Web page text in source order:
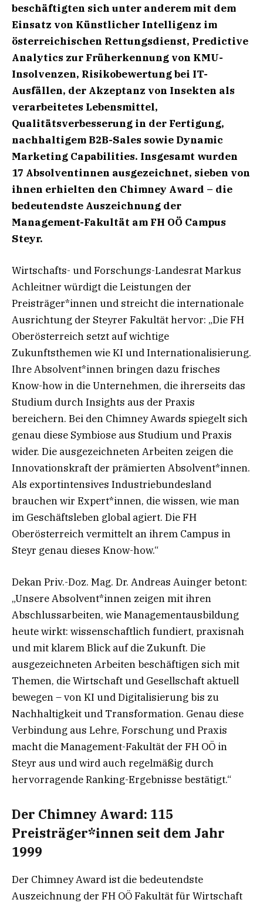
beschäftigten sich unter anderem mit dem
Einsatz von Künstlicher Intelligenz im
österreichischen Rettungsdienst, Predictive
Analytics zur Früherkennung von KMU-
Insolvenzen, Risikobewertung bei IT-
Ausfällen, der Akzeptanz von Insekten als
verarbeitetes Lebensmittel,
Qualitätsverbesserung in der Fertigung,
nachhaltigem B2B-Sales sowie Dynamic
Marketing Capabilities. Insgesamt wurden
17 Absolventinnen ausgezeichnet, sieben von
ihnen erhielten den Chimney Award – die
bedeutendste Auszeichnung der
Management-Fakultät am FH OÖ Campus
Steyr.
Wirtschafts- und Forschungs-Landesrat Markus
Achleitner würdigt die Leistungen der
Preisträger*innen und streicht die internationale
Ausrichtung der Steyrer Fakultät hervor: „Die FH
Oberösterreich setzt auf wichtige
Zukunftsthemen wie KI und Internationalisierung.
Ihre Absolvent*innen bringen dazu frisches
Know-how in die Unternehmen, die ihrerseits das
Studium durch Insights aus der Praxis
bereichern. Bei den Chimney Awards spiegelt sich
genau diese Symbiose aus Studium und Praxis
wider. Die ausgezeichneten Arbeiten zeigen die
Innovationskraft der prämierten Absolvent*innen.
Als exportintensives Industriebundesland
brauchen wir Expert*innen, die wissen, wie man
im Geschäftsleben global agiert. Die FH
Oberösterreich vermittelt an ihrem Campus in
Steyr genau dieses Know-how.“
Dekan Priv.-Doz. Mag. Dr. Andreas Auinger betont:
„Unsere Absolvent*innen zeigen mit ihren
Abschlussarbeiten, wie Managementausbildung
heute wirkt: wissenschaftlich fundiert, praxisnah
und mit klarem Blick auf die Zukunft. Die
ausgezeichneten Arbeiten beschäftigen sich mit
Themen, die Wirtschaft und Gesellschaft aktuell
bewegen – von KI und Digitalisierung bis zu
Nachhaltigkeit und Transformation. Genau diese
Verbindung aus Lehre, Forschung und Praxis
macht die Management-Fakultät der FH OÖ in
Steyr aus und wird auch regelmäßig durch
hervorragende Ranking-Ergebnisse bestätigt.“
Der Chimney Award: 115
Preisträger*innen seit dem Jahr
1999
Der Chimney Award ist die bedeutendste
Auszeichnung der FH OÖ Fakultät für Wirtschaft